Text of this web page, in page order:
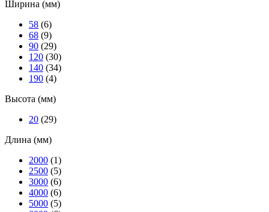
Ширина (мм)
58 (6)
68 (9)
90 (29)
120 (30)
140 (34)
190 (4)
Высота (мм)
20 (29)
Длина (мм)
2000 (1)
2500 (5)
3000 (6)
4000 (6)
5000 (5)